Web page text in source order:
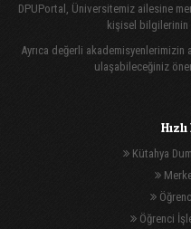
DPUPortal, Üniversitemiz ailesine
kişisel bilgilerinin
Ayrıca değerli akademisyenlerimizin
ulaşabileceğiniz
Kütahya
Öğrenci